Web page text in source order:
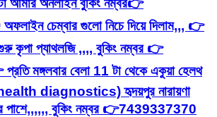
অনলাইন বুকিং নম্বর👉
চেম্বার গুলো নিচে দিয়ে দিলাম,,, 👉
কৃপা প্যাথলজি ,,,, বুকিং নম্বর 👉
মঙ্গলবার বেলা 11 টা থেকে একুয়া হেলথ
diagnostics) হৃদয়পুর নারায়ণা
পাশে,,,,,, বুকিং নম্বর 👉7439337370